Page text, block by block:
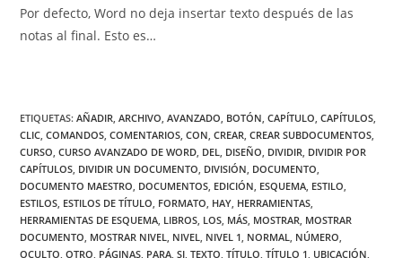
Por defecto, Word no deja insertar texto después de las
notas al final. Esto es…
ETIQUETAS:AÑADIR ARCHIVO AVANZADO BOTÓN CAPÍTULO CAPÍTULOS
CLIC COMANDOS COMENTARIOS CON CREAR CREAR SUBDOCUMENTOS
CURSO CURSO AVANZADO DE WORD DEL DISEÑO DIVIDIR DIVIDIR POR
CAPÍTULOS DIVIDIR UN DOCUMENTO DIVISIÓN DOCUMENTO
DOCUMENTO MAESTRO DOCUMENTOS EDICIÓN ESQUEMA ESTILO
ESTILOS ESTILOS DE TÍTULO FORMATO HAY HERRAMIENTAS
HERRAMIENTAS DE ESQUEMA LIBROS LOS MÁS MOSTRAR MOSTRAR
DOCUMENTO MOSTRAR NIVEL NIVEL NIVEL 1 NORMAL NÚMERO
OCULTO OTRO PÁGINAS PARA SI TEXTO TÍTULO TÍTULO 1 UBICACIÓN